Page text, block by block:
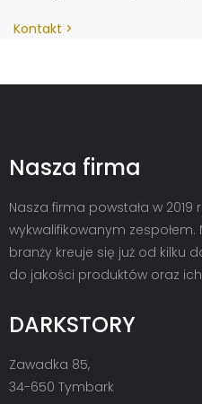
Kontakt
Nasza firma
Nasza firma powstała w 2019
wykwalifikowanym
branży kreuje się już od kilku
do jakości produktów oraz
DARKSTORY
Zawadka 85,
34-650 Tymbark